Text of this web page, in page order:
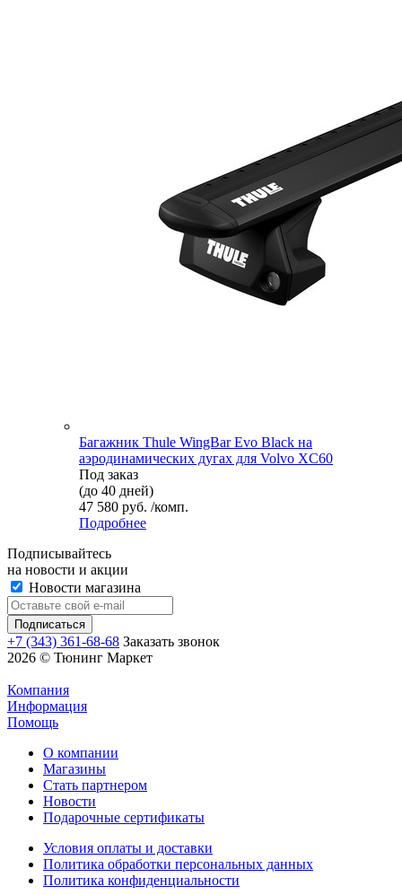
Багажник Thule WingBar Evo Black на
аэродинамических дугах для Volvo XC60
Под заказ
(до 40 дней)
47 580 руб. /комп.
Подробнее
Подписывайтесь
на новости и акции
Новости магазина
+7 (343) 361-68-68 Заказать звонок
2026 © Тюнинг Маркет
Компания
Информация
Помощь
О компании
Магазины
Стать партнером
Новости
Подарочные сертификаты
Условия оплаты и доставки
Политика обработки персональных данных
Политика конфиденциальности